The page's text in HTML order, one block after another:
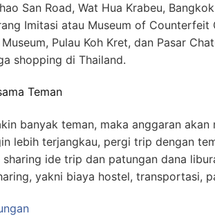
San Road, Wat Hua Krabeu,
Imitasi atau Museum of Counterfeit
Pulau Koh Kret, dan Pasar
shopping di Thailand.
Teman
banyak teman, maka anggaran akan
lebih terjangkau, pergi trip dengan
sharing ide trip dan patungan dana
yakni biaya hostel, transportasi,